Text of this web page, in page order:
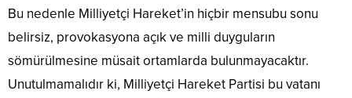
Bu nedenle Milliyetçi Hareket’in hiçbir mensubu sonu
belirsiz, provokasyona açık ve milli duyguların
sömürülmesine müsait ortamlarda bulunmayacaktır.
Unutulmamalıdır ki, Milliyetçi Hareket Partisi bu vatanı